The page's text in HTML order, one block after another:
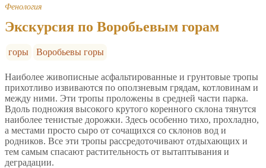
Фенология
Экскурсия по Воробьевым горам
горы Воробьевы горы
Наиболее живописные асфальтированные и грунтовые тропы
прихотливо извиваются по оползневым грядам, котловинам и
между ними. Эти тропы проложены в средней части парка.
Вдоль подножия высокого крутого коренного склона тянутся
наиболее тенистые дорожки. Здесь особенно тихо, прохладно,
а местами просто сыро от сочащихся со склонов вод и
родников. Все эти тропы рассредоточивают отдыхающих и
тем самым спасают растительность от вытаптывания и
деградации.